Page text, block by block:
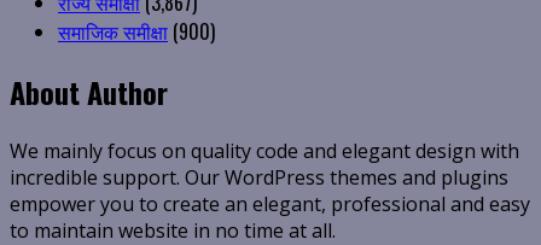
समाजिक समीक्षा (900)
About Author
We mainly focus on quality code and elegant design with
incredible support. Our WordPress themes and plugins
empower you to create an elegant, professional and easy
to maintain website in no time at all.